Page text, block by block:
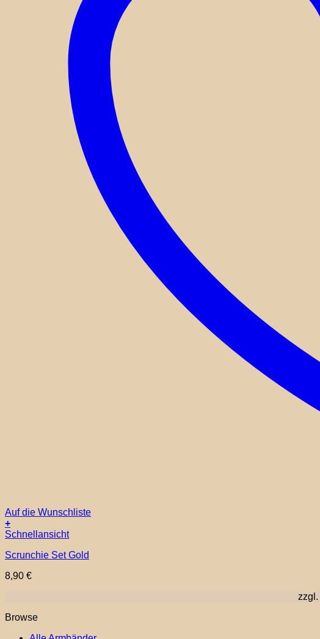
Auf die Wunschliste
+
Schnellansicht
Scrunchie Set Gold
8,90 €
zzgl.
Browse